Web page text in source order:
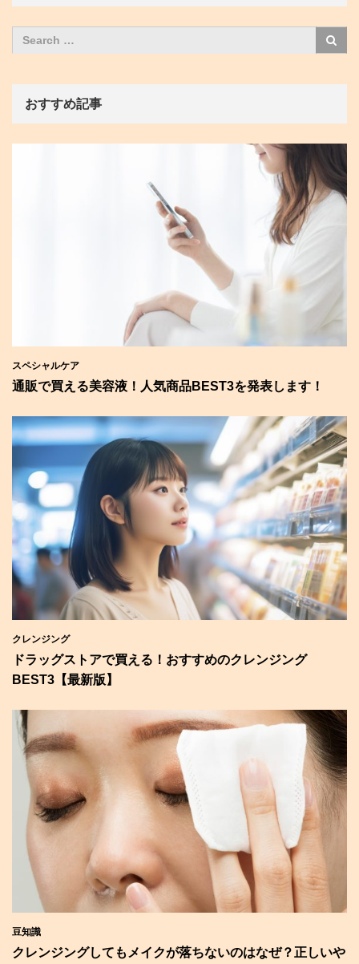
おすすめ記事
スペシャルケア
通販で買える美容液！人気商品BEST3を発表します！
クレンジング
ドラッグストアで買える！おすすめのクレンジング
BEST3【最新版】
豆知識
クレンジングしてもメイクが落ちないのはなぜ？正しいや